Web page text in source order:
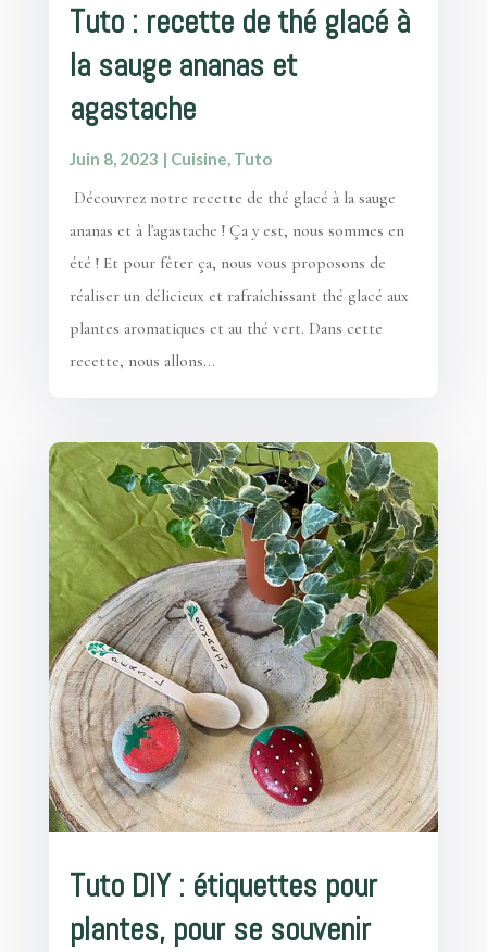
Tuto : recette de thé glacé à
la sauge ananas et
agastache
Juin 8, 2023 | Cuisine Tuto
Découvrez notre recette de thé glacé à la sauge
ananas et à l'agastache ! Ça y est, nous sommes en
été ! Et pour fêter ça, nous vous proposons de
réaliser un délicieux et rafraîchissant thé glacé aux
plantes aromatiques et au thé vert. Dans cette
recette, nous allons...
Tuto DIY : étiquettes pour
plantes, pour se souvenir